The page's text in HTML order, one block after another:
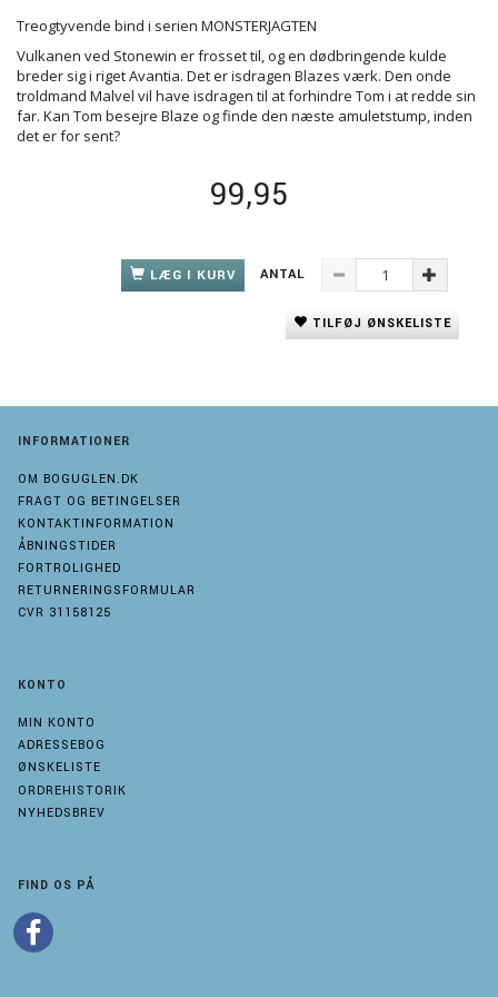
Treogtyvende bind i serien MONSTERJAGTEN
Vulkanen ved Stonewin er frosset til, og en dødbringende kulde
breder sig i riget Avantia. Det er isdragen Blazes værk. Den onde
troldmand Malvel vil have isdragen til at forhindre Tom i at redde sin
far. Kan Tom besejre Blaze og finde den næste amuletstump, inden
det er for sent?
99,95
LÆG I KURV ANTAL
TILFØJ ØNSKELISTE
INFORMATIONER
OM BOGUGLEN.DK
FRAGT OG BETINGELSER
KONTAKTINFORMATION
ÅBNINGSTIDER
FORTROLIGHED
RETURNERINGSFORMULAR
CVR 31158125
KONTO
MIN KONTO
ADRESSEBOG
ØNSKELISTE
ORDREHISTORIK
NYHEDSBREV
FIND OS PÅ